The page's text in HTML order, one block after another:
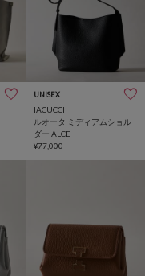
UNISEX
IACUCCI
ルオータ ミディアムショル
ダー ALCE
¥77,000